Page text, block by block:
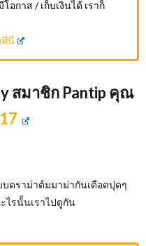
อกาส / เก็บเงินได้ เราก็
ที่นี่
สมาชิก Pantip คุณ
ดราม่าต้มมาม่ากันเดือดปุดๆ
ไรนั้นเราไปดูกัน